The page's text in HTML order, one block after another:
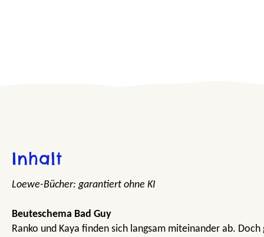
Inhalt
Loewe-Bücher: garantiert ohne KI
Beuteschema Bad Guy
Ranko und Kaya finden sich langsam miteinander ab. Doch